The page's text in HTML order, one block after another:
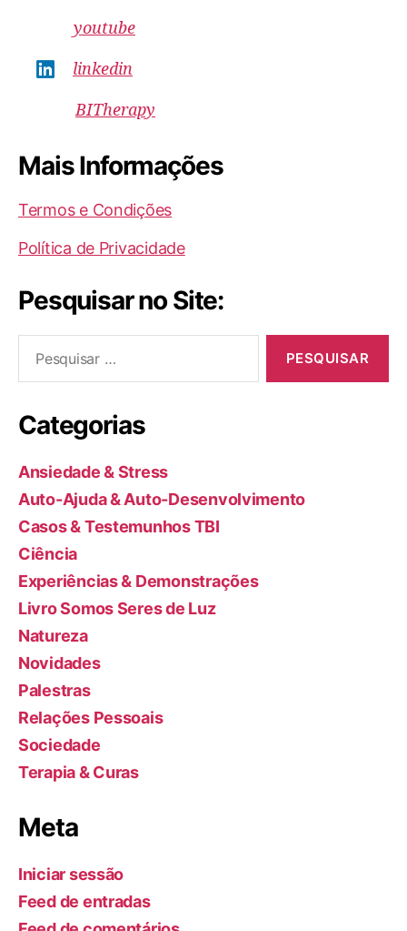
youtube
linkedin
BITherapy
Mais Informações
Termos e Condições
Política de Privacidade
Pesquisar no Site:
por:
Categorias
Ansiedade & Stress
Auto-Ajuda & Auto-Desenvolvimento
Casos & Testemunhos TBI
Ciência
Experiências & Demonstrações
Livro Somos Seres de Luz
Natureza
Novidades
Palestras
Relações Pessoais
Sociedade
Terapia & Curas
Meta
Iniciar sessão
Feed de entradas